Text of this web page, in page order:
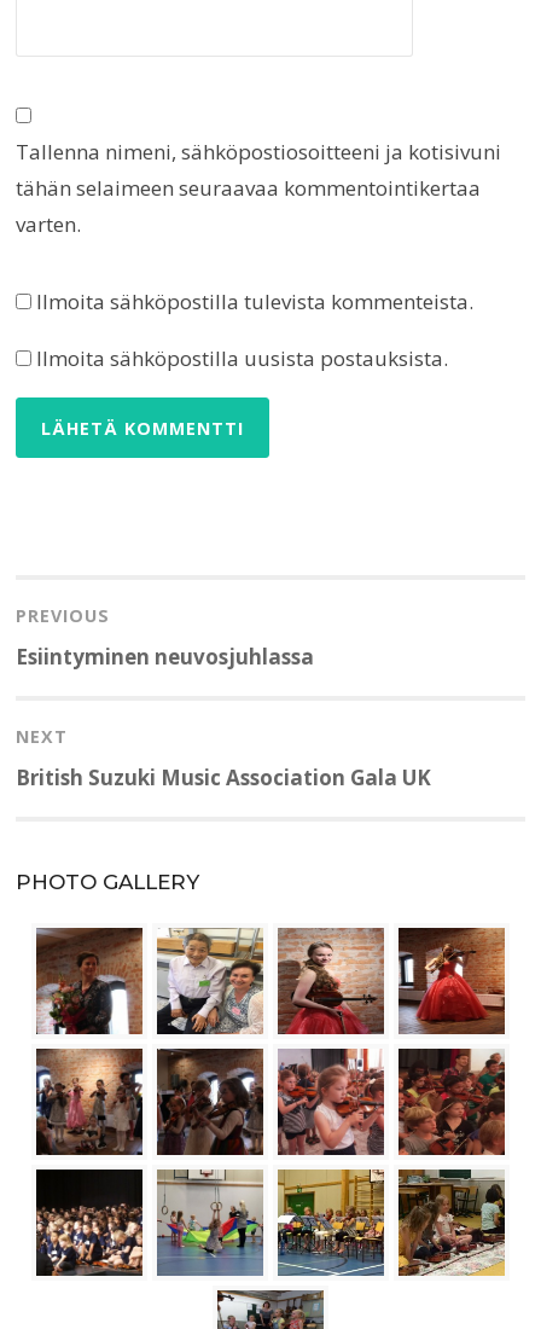
Tallenna nimeni, sähköpostiosoitteeni ja kotisivuni
tähän selaimeen seuraavaa kommentointikertaa
varten.
Ilmoita sähköpostilla tulevista kommenteista.
Ilmoita sähköpostilla uusista postauksista.
selaus
PREVIOUS
Previous
Esiintyminen neuvosjuhlassa
NEXT
Next
British Suzuki Music Association Gala UK
PHOTO GALLERY